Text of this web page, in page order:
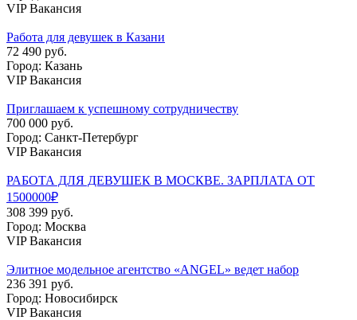
VIP Вакансия
Работа для девушек в Казани
72 490 руб.
Город: Казань
VIP Вакансия
Приглашаем к успешному сотрудничеству
700 000 руб.
Город: Санкт-Петербург
VIP Вакансия
РАБОТА ДЛЯ ДЕВУШЕК В МОСКВЕ. ЗАРПЛАТА ОТ
1500000₽
308 399 руб.
Город: Москва
VIP Вакансия
Элитное модельное агентство «ANGEL» ведет набор
236 391 руб.
Город: Новосибирск
VIP Вакансия